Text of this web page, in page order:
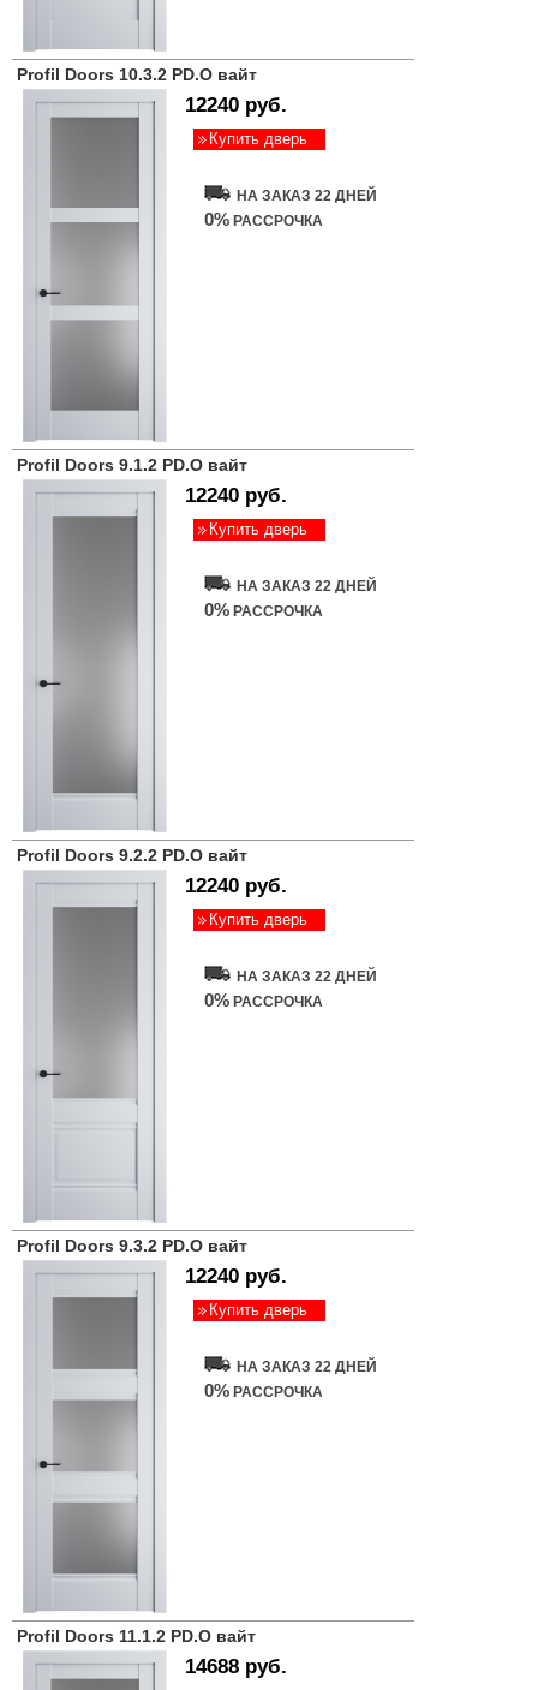
Profil Doors 10.3.2 PD.O вайт
12240 руб.
Купить дверь
НА ЗАКАЗ 22 ДНЕЙ
0% РАССРОЧКА
Profil Doors 9.1.2 PD.O вайт
12240 руб.
Купить дверь
НА ЗАКАЗ 22 ДНЕЙ
0% РАССРОЧКА
Profil Doors 9.2.2 PD.O вайт
12240 руб.
Купить дверь
НА ЗАКАЗ 22 ДНЕЙ
0% РАССРОЧКА
Profil Doors 9.3.2 PD.O вайт
12240 руб.
Купить дверь
НА ЗАКАЗ 22 ДНЕЙ
0% РАССРОЧКА
Profil Doors 11.1.2 PD.O вайт
14688 руб.